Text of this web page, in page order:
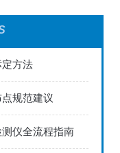
方法
规范建议
仪全流程指南